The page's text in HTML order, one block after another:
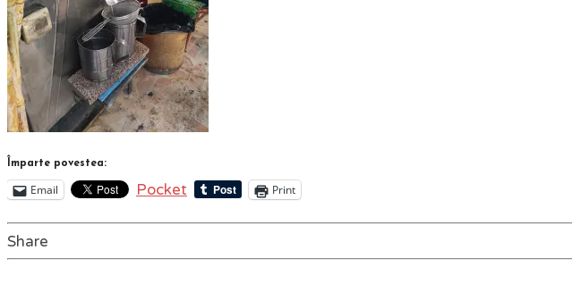
Împarte povestea:
Email Pocket Print
Share